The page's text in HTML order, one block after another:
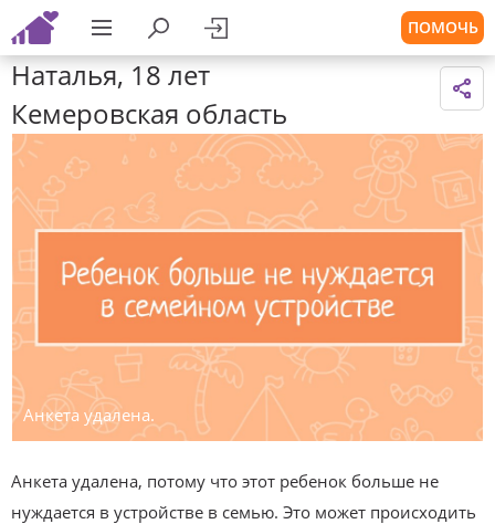
ПОМОЧЬ
Наталья, 18 лет
Кемеровская область
Анкета удалена.
Анкета удалена, потому что этот ребенок больше не
нуждается в устройстве в семью. Это может происходить